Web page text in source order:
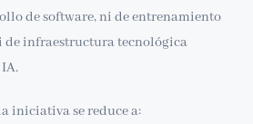
de software, ni de entrenamiento
de infraestructura tecnológica
iniciativa se reduce a: